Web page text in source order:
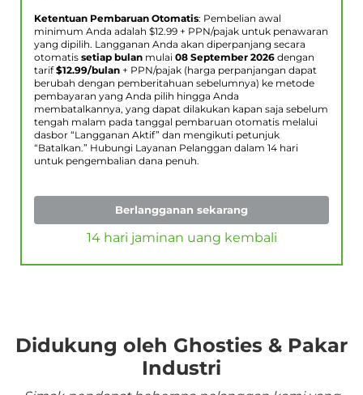
Ketentuan Pembaruan Otomatis: Pembelian awal
minimum Anda adalah $12.99 + PPN/pajak untuk penawaran
yang dipilih. Langganan Anda akan diperpanjang secara
otomatis setiap bulan mulai 08 September 2026 dengan
tarif$12.99/bulan + PPN/pajak (harga perpanjangan dapat
berubah dengan pemberitahuan sebelumnya) ke metode
pembayaran yang Anda pilih hingga Anda
membatalkannya, yang dapat dilakukan kapan saja sebelum
tengah malam pada tanggal pembaruan otomatis melalui
dasbor “Langganan Aktif” dan mengikuti petunjuk
“Batalkan.” Hubungi Layanan Pelanggan dalam 14 hari
untuk pengembalian dana penuh.
Berlangganan sekarang
14 hari jaminan uang kembali
Didukung oleh Ghosties & Pakar
Industri